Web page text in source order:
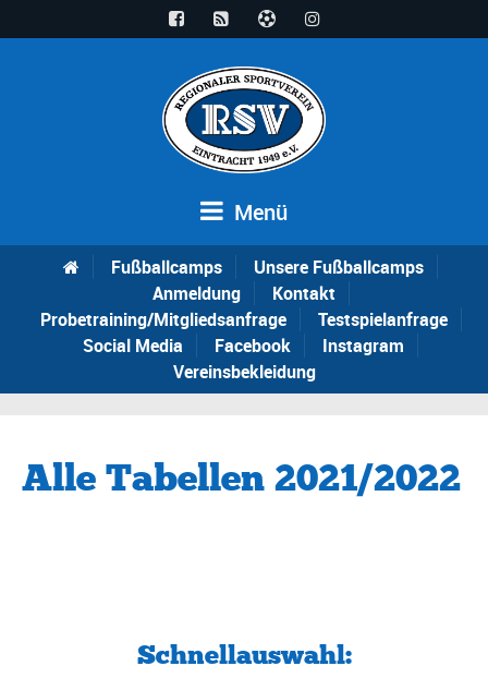
Menü
Fußballcamps
Unsere Fußballcamps
Anmeldung
Kontakt
Probetraining/Mitgliedsanfrage
Testspielanfrage
Social Media
Facebook
Instagram
Vereinsbekleidung
Alle Tabellen 2021/2022
Schnellauswahl: